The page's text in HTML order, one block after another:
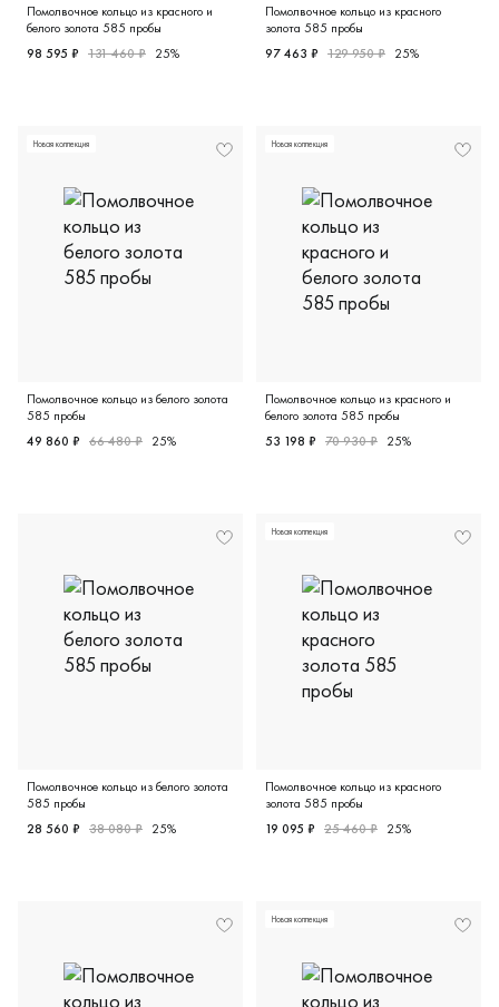
Помолвочное кольцо из красного и
белого золота 585 пробы
98 595 ₽ 131 460 ₽ 25%
Помолвочное кольцо из красного
золота 585 пробы
97 463 ₽ 129 950 ₽ 25%
Новая коллекция
Помолвочное кольцо из белого золота
585 пробы
49 860 ₽ 66 480 ₽ 25%
Новая коллекция
Помолвочное кольцо из красного и
белого золота 585 пробы
53 198 ₽ 70 930 ₽ 25%
Помолвочное кольцо из белого золота
585 пробы
28 560 ₽ 38 080 ₽ 25%
Новая коллекция
Помолвочное кольцо из красного
золота 585 пробы
19 095 ₽ 25 460 ₽ 25%
Новая коллекция